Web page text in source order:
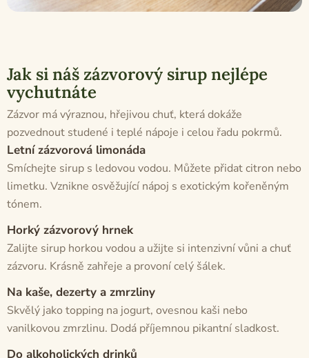
Jak si náš zázvorový sirup nejlépe
vychutnáte
Zázvor má výraznou, hřejivou chuť, která dokáže
pozvednout studené i teplé nápoje i celou řadu pokrmů.
Letní zázvorová limonáda
Smíchejte sirup s ledovou vodou. Můžete přidat citron nebo
limetku. Vznikne osvěžující nápoj s exotickým kořeněným
tónem.
Horký zázvorový hrnek
Zalijte sirup horkou vodou a užijte si intenzivní vůni a chuť
zázvoru. Krásně zahřeje a provoní celý šálek.
Na kaše, dezerty a zmrzliny
Skvělý jako topping na jogurt, ovesnou kaši nebo
vanilkovou zmrzlinu. Dodá příjemnou pikantní sladkost.
Do alkoholických drinků